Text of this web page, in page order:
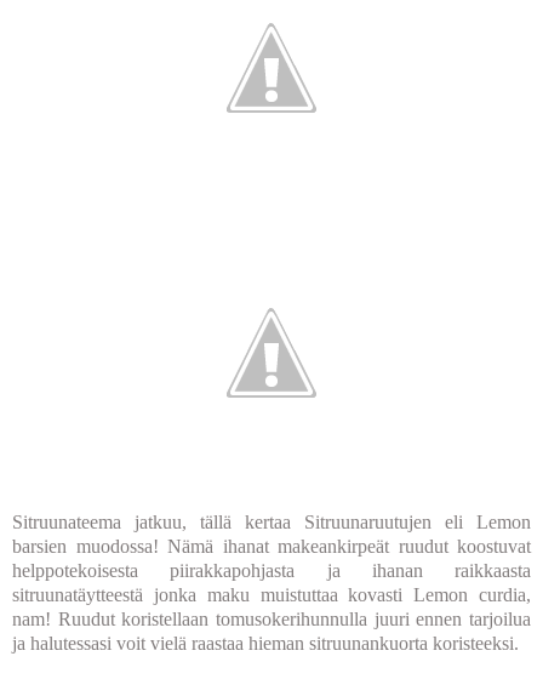
Sitruunateema jatkuu, tällä kertaa Sitruunaruutujen eli Lemon
barsien muodossa! Nämä ihanat makeankirpeät ruudut koostuvat
helppotekoisesta piirakkapohjasta ja ihanan raikkaasta
sitruunatäytteestä jonka maku muistuttaa kovasti Lemon curdia,
nam! Ruudut koristellaan tomusokerihunnulla juuri ennen tarjoilua
ja halutessasi voit vielä raastaa hieman sitruunankuorta koristeeksi.